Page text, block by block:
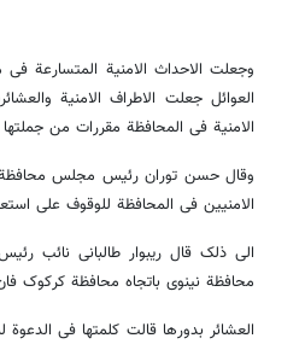
وجعلت الاحداث الامنیة المتسارعة
العوائل جعلت الاطراف الامنیة
الامنیة فی المحافظة مقررات من
وقال حسن توران رئیس مجلس محافظة
الامنیین فی المحافظة للوقوف على
الى ذلک قال ریبوار طالبانی
محافظة نینوى باتجاه محافظة کرکوک
العشائر بدورها قالت کلمتها فی